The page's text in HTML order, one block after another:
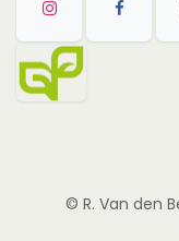
© R. Van den